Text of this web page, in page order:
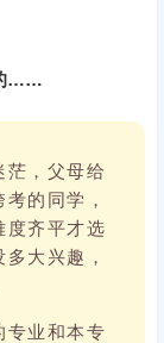
……
茫，父母给
的同学，
度齐平才选
大兴趣，
专业和本专